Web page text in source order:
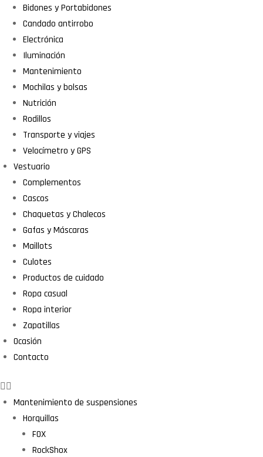
Bidones y Portabidones
Candado antirrobo
Electrónica
Iluminación
Mantenimiento
Mochilas y bolsas
Nutrición
Rodillos
Transporte y viajes
Velocímetro y GPS
Vestuario
Complementos
Cascos
Chaquetas y Chalecos
Gafas y Máscaras
Maillots
Culotes
Productos de cuidado
Ropa casual
Ropa interior
Zapatillas
Ocasión
Contacto
Mantenimiento de suspensiones
Horquillas
FOX
RockShox